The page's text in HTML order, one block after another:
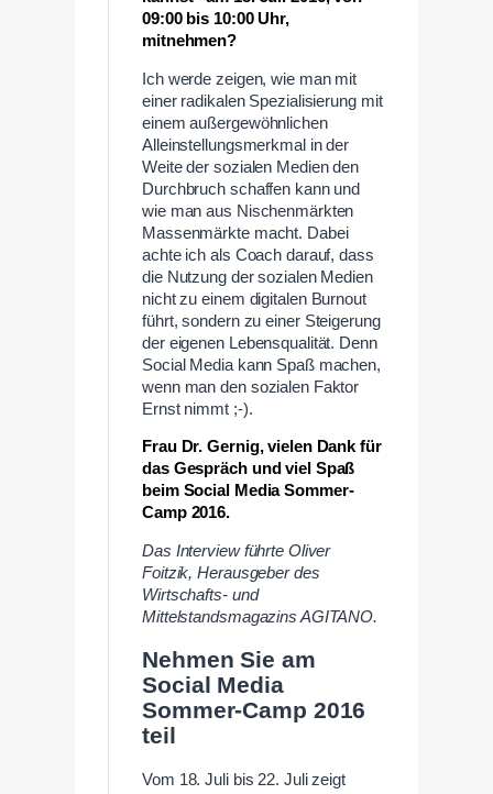
09:00 bis 10:00 Uhr,
mitnehmen?
Ich werde zeigen, wie man mit
einer radikalen Spezialisierung mit
einem außergewöhnlichen
Alleinstellungsmerkmal in der
Weite der sozialen Medien den
Durchbruch schaffen kann und
wie man aus Nischenmärkten
Massenmärkte macht. Dabei
achte ich als Coach darauf, dass
die Nutzung der sozialen Medien
nicht zu einem digitalen Burnout
führt, sondern zu einer Steigerung
der eigenen Lebensqualität. Denn
Social Media kann Spaß machen,
wenn man den sozialen Faktor
Ernst nimmt ;-).
Frau Dr. Gernig, vielen Dank für
das Gespräch und viel Spaß
beim Social Media Sommer-
Camp 2016.
Das Interview führte Oliver
Foitzik, Herausgeber des
Wirtschafts- und
Mittelstandsmagazins AGITANO.
Nehmen Sie am
Social Media
Sommer-Camp 2016
teil
Vom 18. Juli bis 22. Juli zeigt